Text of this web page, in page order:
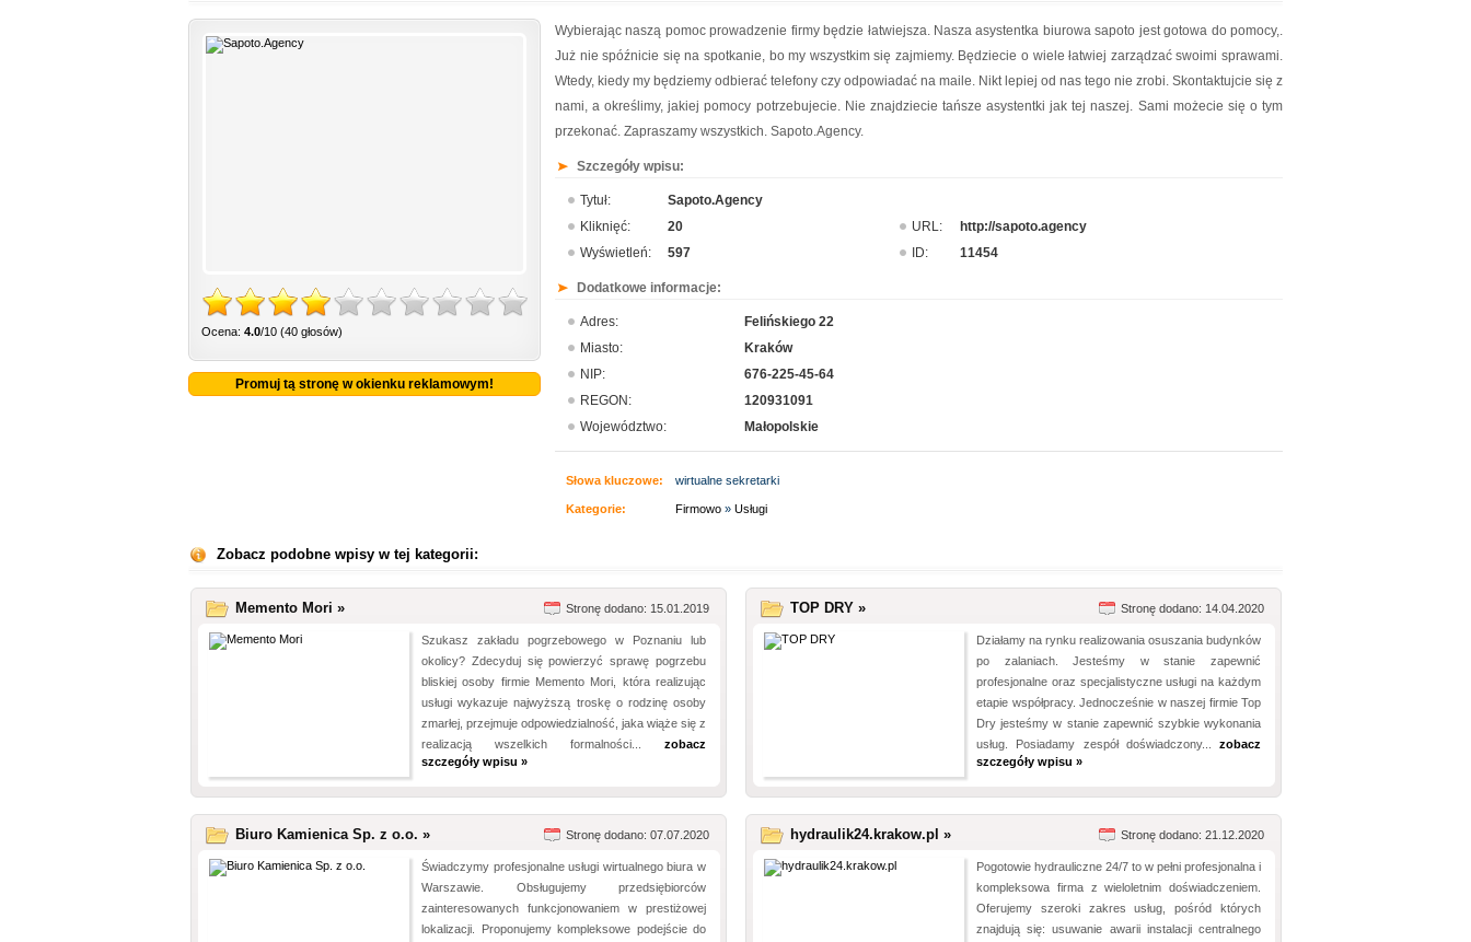
Ocena: 4.0/10 (40 głosów)
Promuj tą stronę w okienku reklamowym!
Wybierając naszą pomoc prowadzenie firmy będzie łatwiejsza. Nasza asystentka biurowa sapoto jest gotowa do pomocy,.
Już nie spóźnicie się na spotkanie, bo my wszystkim się zajmiemy. Będziecie o wiele łatwiej zarządzać swoimi sprawami.
Wtedy, kiedy my będziemy odbierać telefony czy odpowiadać na maile. Nikt lepiej od nas tego nie zrobi. Skontaktujcie się z
nami, a określimy, jakiej pomocy potrzebujecie. Nie znajdziecie tańsze asystentki jak tej naszej. Sami możecie się o tym
przekonać. Zapraszamy wszystkich. Sapoto.Agency.
Szczegóły wpisu:
Tytuł:
Sapoto.Agency
Kliknięć:
20 URL:
http://sapoto.agency
Wyświetleń:
597 ID: 11454
Dodatkowe informacje:
Adres:
Felińskiego 22
Miasto:
Kraków
NIP:
676-225-45-64
REGON:
120931091
Województwo:
Małopolskie
Słowa kluczowe: wirtualne sekretarki
Kategorie: Firmowo » Usługi
Zobacz podobne wpisy w tej kategorii:
Memento Mori » Stronę dodano: 15.01.2019
Szukasz zakładu pogrzebowego w Poznaniu lub
okolicy? Zdecyduj się powierzyć sprawę pogrzebu
bliskiej osoby firmie Memento Mori, która realizując
usługi wykazuje najwyższą troskę o rodzinę osoby
zmarłej, przejmuje odpowiedzialność, jaka wiąże się z
realizacją wszelkich formalności... zobacz
szczegóły wpisu »
TOP DRY » Stronę dodano: 14.04.2020
Działamy na rynku realizowania osuszania budynków
po zalaniach. Jesteśmy w stanie zapewnić
profesjonalne oraz specjalistyczne usługi na każdym
etapie współpracy. Jednocześnie w naszej firmie Top
Dry jesteśmy w stanie zapewnić szybkie wykonania
usług. Posiadamy zespół doświadczony... zobacz
szczegóły wpisu »
Biuro Kamienica Sp. z o.o. » Stronę dodano: 07.07.2020
Świadczymy profesjonalne usługi wirtualnego biura w
Warszawie. Obsługujemy przedsiębiorców
zainteresowanych funkcjonowaniem w prestiżowej
lokalizacji. Proponujemy kompleksowe podejście do
hydraulik24.krakow.pl » Stronę dodano: 21.12.2020
Pogotowie hydrauliczne 24/7 to w pełni profesjonalna i
kompleksowa firma z wieloletnim doświadczeniem.
Oferujemy szeroki zakres usług, pośród których
znajdują się: usuwanie awarii instalacji centralnego